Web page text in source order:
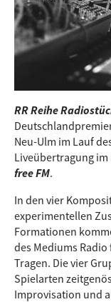
RR Reihe
Neu-Ulm im Lauf
Liveübertragung im
free FM.
In den vier
experimentellen
Formationen
des Mediums
Tragen. Die vier
Spielarten
Improvisation und